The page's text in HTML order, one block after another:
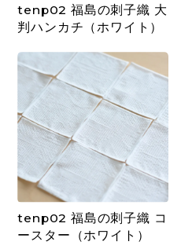
tenp02 福島の刺子織 大
判ハンカチ（ホワイト）
tenp02 福島の刺子織 コ
ースター（ホワイト）